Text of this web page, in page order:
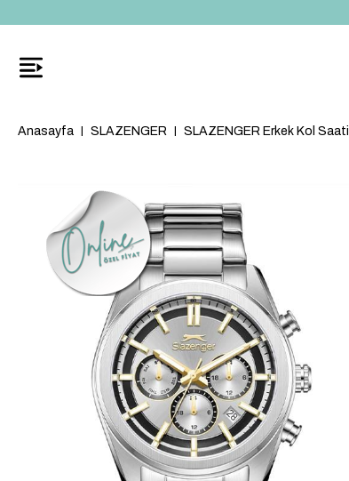
Anasayfa SLAZENGER SLAZENGER Erkek Kol Saati